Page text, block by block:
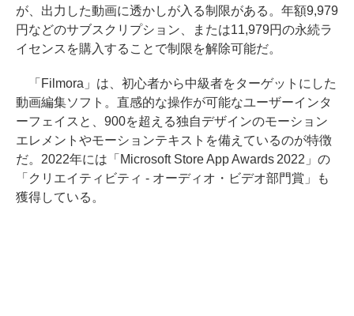
が、出力した動画に透かしが入る制限がある。年額9,979
円などのサブスクリプション、または11,979円の永続ラ
イセンスを購入することで制限を解除可能だ。
「Filmora」は、初心者から中級者をターゲットにした
動画編集ソフト。直感的な操作が可能なユーザーインタ
ーフェイスと、900を超える独自デザインのモーション
エレメントやモーションテキストを備えているのが特徴
だ。2022年には「Microsoft Store App Awards 2022」の
「クリエイティビティ - オーディオ・ビデオ部門賞」も
獲得している。